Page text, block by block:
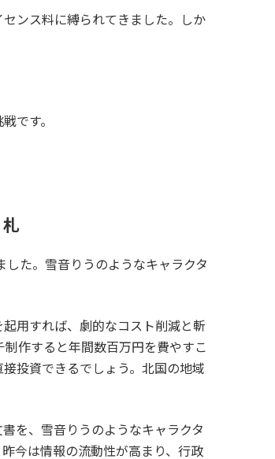
ンス料に縛られてきました。しか
です。
た。雪音りうのようなキャラクタ
用すれば、劇的なコスト削減と斬
作すると年間数百万円を費やすこ
投資できるでしょう。北国の地域
を、雪音りうのようなキャラクタ
今は情報の流動性が高まり、行政